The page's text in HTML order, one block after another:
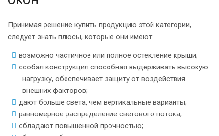
Принимая решение купить продукцию этой категории,
следует знать плюсы, которые они имеют:
возможно частичное или полное остекление крыши;
особая конструкция способная выдерживать высокую
нагрузку, обеспечивает защиту от воздействия
внешних факторов;
дают больше света, чем вертикальные варианты;
равномерное распределение светового потока;
обладают повышенной прочностью;